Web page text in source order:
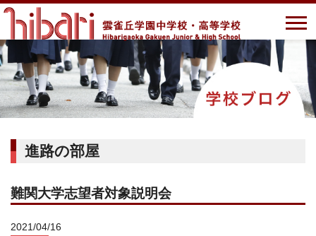
進路の部屋
難関大学志望者対象説明会
2021/04/16